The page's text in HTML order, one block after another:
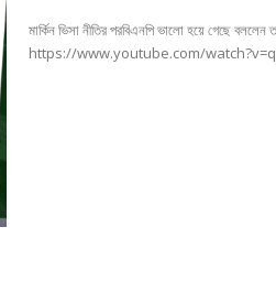
মার্কিন ভিসা নীতির পরবিএনপি ভালো হয়ে গেছে বললেন তথ্যমন্ত্রী .
https://www.youtube.com/